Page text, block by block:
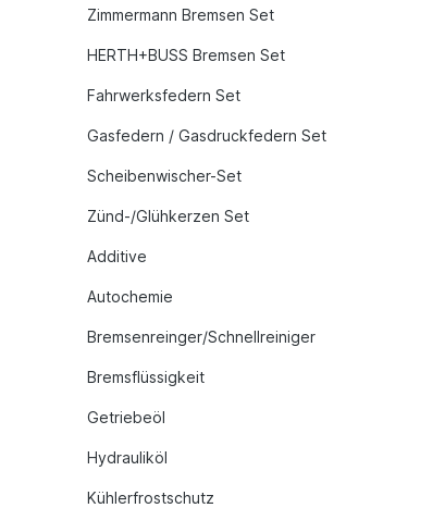
Zimmermann Bremsen Set
HERTH+BUSS Bremsen Set
Fahrwerksfedern Set
Gasfedern / Gasdruckfedern Set
Scheibenwischer-Set
Zünd-/Glühkerzen Set
Additive
Autochemie
Bremsenreinger/Schnellreiniger
Bremsflüssigkeit
Getriebeöl
Hydrauliköl
Kühlerfrostschutz